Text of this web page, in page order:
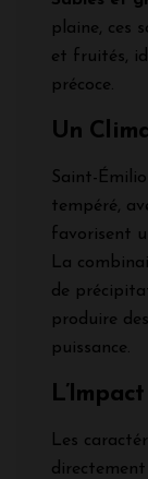
plaine, ces
et fruités,
précoce.
Un
Saint-
tempéré,
favorisent
La
de
produire
puissance.
Les
directement